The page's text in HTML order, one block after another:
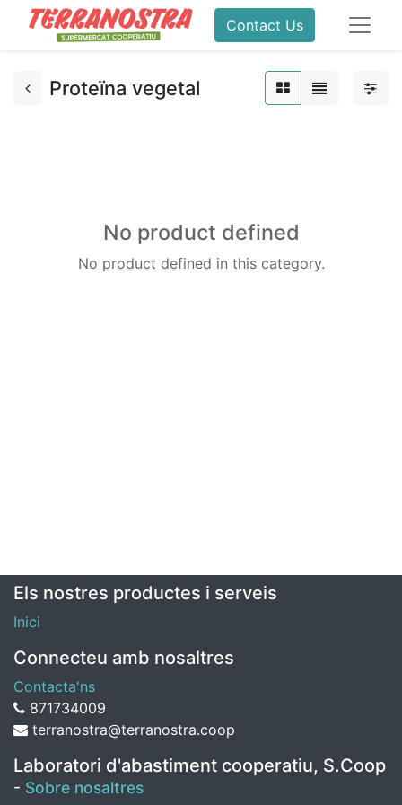
Contact Us
Proteïna vegetal
No product defined
No product defined in this category.
Els nostres productes i serveis
Inici
Connecteu amb nosaltres
Contacta'ns
871734009
terranostra@terranostra.coop
Laboratori d'abastiment cooperatiu, S.Coop
- Sobre nosaltres